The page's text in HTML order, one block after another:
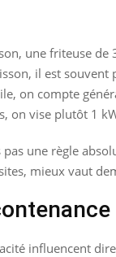
une friteuse de
il est souvent
on compte
on vise plutôt 1
pas une règle
mieux vaut
influencent